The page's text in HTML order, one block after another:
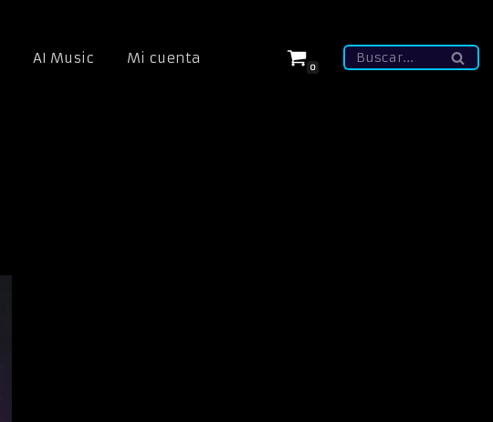
AI Music Mi cuenta
0